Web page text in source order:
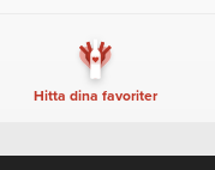
Hitta dina favoriter